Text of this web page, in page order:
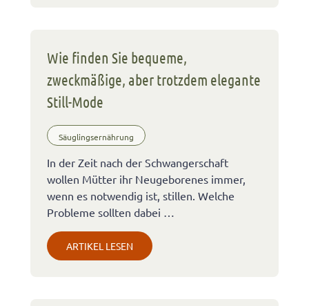
Wie finden Sie bequeme,
zweckmäßige, aber trotzdem elegante
Still-Mode
Säuglingsernährung
In der Zeit nach der Schwangerschaft
wollen Mütter ihr Neugeborenes immer,
wenn es notwendig ist, stillen. Welche
Probleme sollten dabei …
ARTIKEL LESEN